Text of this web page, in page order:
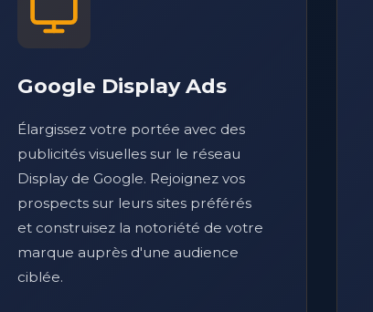
Google Display Ads
Élargissez votre portée avec des
publicités visuelles sur le réseau
Display de Google. Rejoignez vos
prospects sur leurs sites préférés
et construisez la notoriété de votre
marque auprès d'une audience
ciblée.